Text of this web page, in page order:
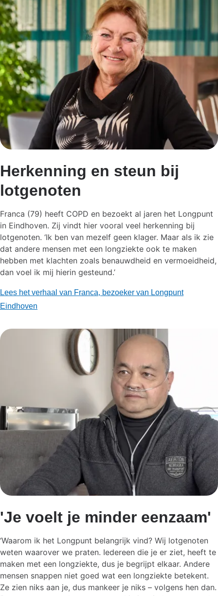
Herkenning en steun bij
lotgenoten
Franca (79) heeft COPD en bezoekt al jaren het Longpunt
in Eindhoven. Zij vindt hier vooral veel herkenning bij
lotgenoten. ‘Ik ben van mezelf geen klager. Maar als ik zie
dat andere mensen met een longziekte ook te maken
hebben met klachten zoals benauwdheid en vermoeidheid,
dan voel ik mij hierin gesteund.’
Lees het verhaal van Franca, bezoeker van Longpunt
Eindhoven
'Je voelt je minder eenzaam'
‘Waarom ik het Longpunt belangrijk vind? Wij lotgenoten
weten waarover we praten. Iedereen die je er ziet, heeft te
maken met een longziekte, dus je begrijpt elkaar. Andere
mensen snappen niet goed wat een longziekte betekent.
Ze zien niks aan je, dus mankeer je niks – volgens hen dan.